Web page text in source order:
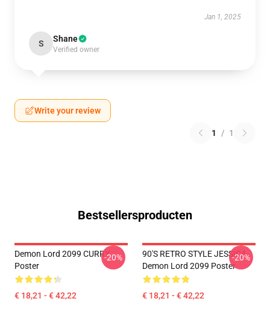
Jan 1, 2025
S Shane
Verified owner
Write your review
1 / 1
Bestsellersproducten
Demon Lord 2099 CURRY
Poster
€ 18,21 - € 42,22
-20%
90'S RETRO STYLE JESSICA
Demon Lord 2099 Poster
€ 18,21 - € 42,22
-20%